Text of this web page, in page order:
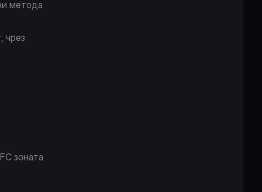
метода
чрез
зоната